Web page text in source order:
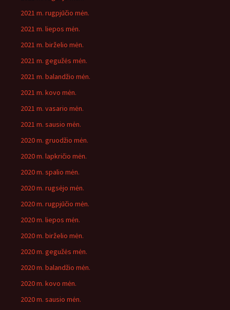
2021 m. rugpjūčio mėn.
2021 m. liepos mėn.
2021 m. birželio mėn.
2021 m. gegužės mėn.
2021 m. balandžio mėn.
2021 m. kovo mėn.
2021 m. vasario mėn.
2021 m. sausio mėn.
2020 m. gruodžio mėn.
2020 m. lapkričio mėn.
2020 m. spalio mėn.
2020 m. rugsėjo mėn.
2020 m. rugpjūčio mėn.
2020 m. liepos mėn.
2020 m. birželio mėn.
2020 m. gegužės mėn.
2020 m. balandžio mėn.
2020 m. kovo mėn.
2020 m. sausio mėn.